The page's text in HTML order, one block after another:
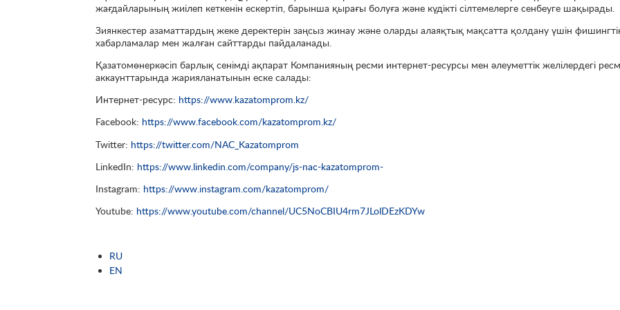
жағдайларының жиілеп кеткенін ескертіп, барынша қырағы болуға және күдікті сілтемелерге сенбеуге шақырады.
Зиянкестер азаматтардың жеке деректерін заңсыз жинау және оларды алаяқтық мақсатта қолдану үшін
хабарламалар мен жалған сайттарды пайдаланады.
Қазатомөнеркәсіп барлық сенімді ақпарат Компанияның ресми интернет-ресурсы мен әлеуметтік желілердегі
аккаунттарында жарияланатынын еске салады:
Интернет-ресурс: https://www.kazatomprom.kz/
Facebook: https://www.facebook.com/kazatomprom.kz/
Twitter: https://twitter.com/NAC_Kazatomprom
LinkedIn: https://www.linkedin.com/company/js-nac-kazatomprom-
Instagram: https://www.instagram.com/kazatomprom/
Youtube: https://www.youtube.com/channel/UC5NoCBIU4rm7JLolDEzKDYw
RU
EN